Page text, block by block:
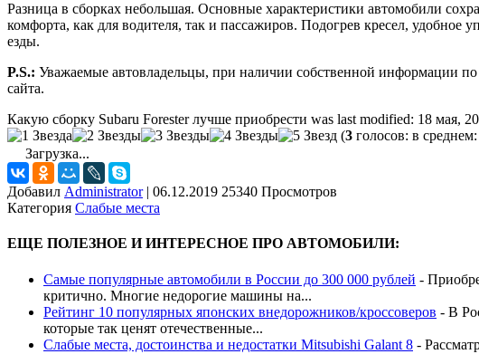
Разница в сборках небольшая. Основные характеристики автомобили
комфорта, как для водителя, так и пассажиров. Подогрев кресел, удобное
езды.
P.S.: Уважаемые автовладельцы, при наличии собственной информации
сайта.
Какую сборку Subaru Forester лучше приобрести was last modified: 18 мая,
(3 голосов: в среднем:
Загрузка...
Добавил Administrator | 06.12.2019 25340 Просмотров
Категория Слабые места
ЕЩЕ ПОЛЕЗНОЕ И ИНТЕРЕСНОЕ ПРО АВТОМОБИЛИ:
Самые популярные автомобили в России до 300 000 рублей -
критично. Многие недорогие машины на...
Рейтинг 10 популярных японских внедорожников/кроссоверов - В
которые так ценят отечественные...
Слабые места, достоинства и недостатки Mitsubishi Galant 8 -